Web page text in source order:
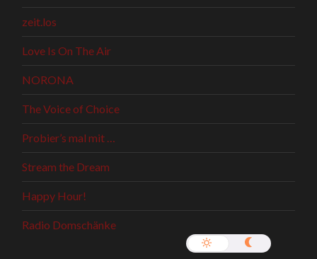
zeit.los
Love Is On The Air
NORONA
The Voice of Choice
Probier’s mal mit …
Stream the Dream
Happy Hour!
Radio Domschänke